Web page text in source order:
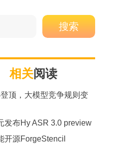
相关阅读
顶，大模型竞争规则变
发布Hy ASR 3.0 preview
开源ForgeStencil